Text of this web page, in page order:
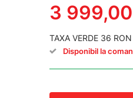
3
TAXA VERDE 36
Disponibil la